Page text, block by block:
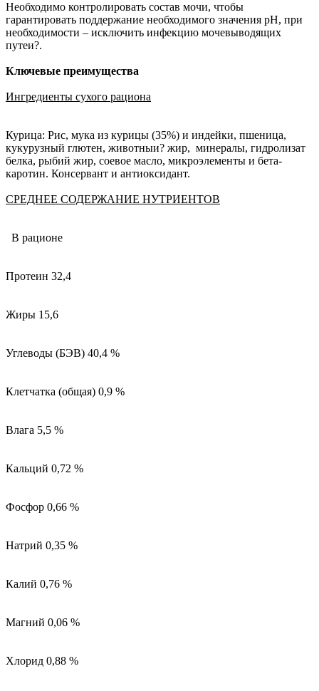
Необходимо контролировать состав мочи, чтобы
гарантировать поддержание необходимого значения рН, при
необходимости – исключить инфекцию мочевыводящих
путеи?.
Ключевые преимущества
Ингредиенты сухого рациона
Курица: Рис, мука из курицы (35%) и индейки, пшеница,
кукурузный глютен, животныи? жир, минералы, гидролизат
белка, рыбий жир, соевое масло, микроэлементы и бета-
каротин. Консервант и антиоксидант.
СРЕДНЕЕ СОДЕРЖАНИЕ НУТРИЕНТОВ
В рационе
Протеин 32,4
Жиры 15,6
Углеводы (БЭВ) 40,4 %
Клетчатка (общая) 0,9 %
Влага 5,5 %
Кальций 0,72 %
Фосфор 0,66 %
Натрий 0,35 %
Калий 0,76 %
Магний 0,06 %
Хлорид 0,88 %